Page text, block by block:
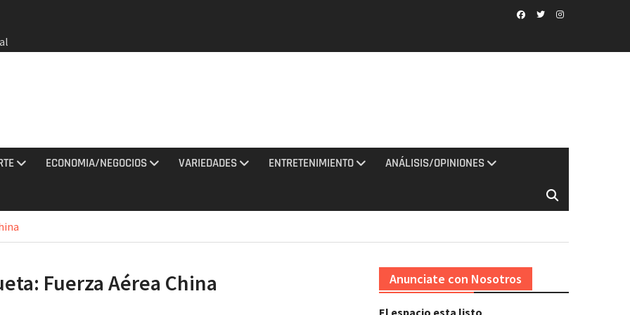
un
el
no
ECONOMIA/NEGOCIOS VARIEDADES ENTRETENIMIENTO ANÁLISIS/OPINIONES
Fuerza Aérea China Anunciate con Nosotros
El espacio esta listo